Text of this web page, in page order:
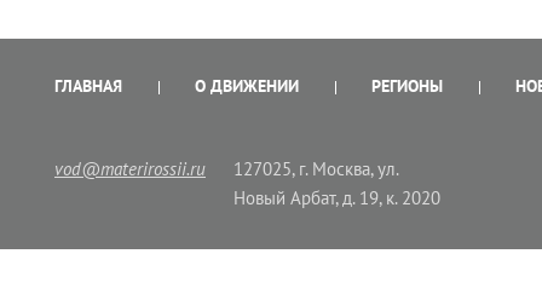
ГЛАВНАЯ О ДВИЖЕНИИ РЕГИОНЫ
vod@materirossii.ru
127025, г. Москва, ул.
Новый Арбат, д. 19, к. 2020